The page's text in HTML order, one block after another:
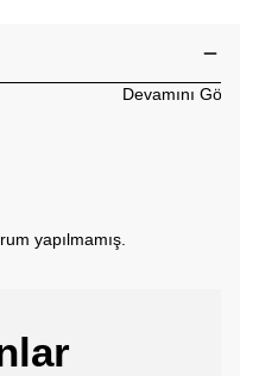
Devamını Göster
yapılmamış.